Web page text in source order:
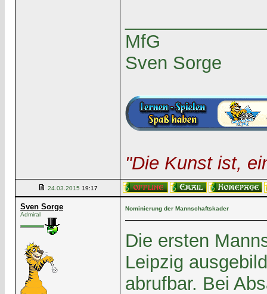
MfG
Sven Sorge
"Die Kunst ist,
24.03.2015 19:17
Sven Sorge
Admiral
Nominierung der Mannschaftskader
Die ersten
Leipzig
abrufbar. Bei